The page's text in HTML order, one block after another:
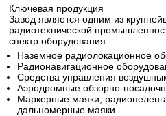
Ключевая продукция
Завод является одним из
радиотехнической
спектр оборудования:
Наземное радиолокационное
Радионавигационное
Средства управления
Аэродромные обзорно-
Маркерные маяки,
дальномерные маяки.